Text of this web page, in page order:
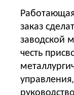
заказ
заводской
честь